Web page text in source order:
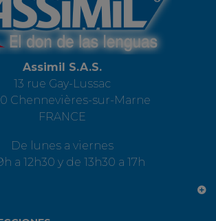
Assimil S.A.S.
13 rue Gay-Lussac
Chennevières-sur-Marne
FRANCE
De lunes a viernes
a 12h30 y de 13h30 a 17h